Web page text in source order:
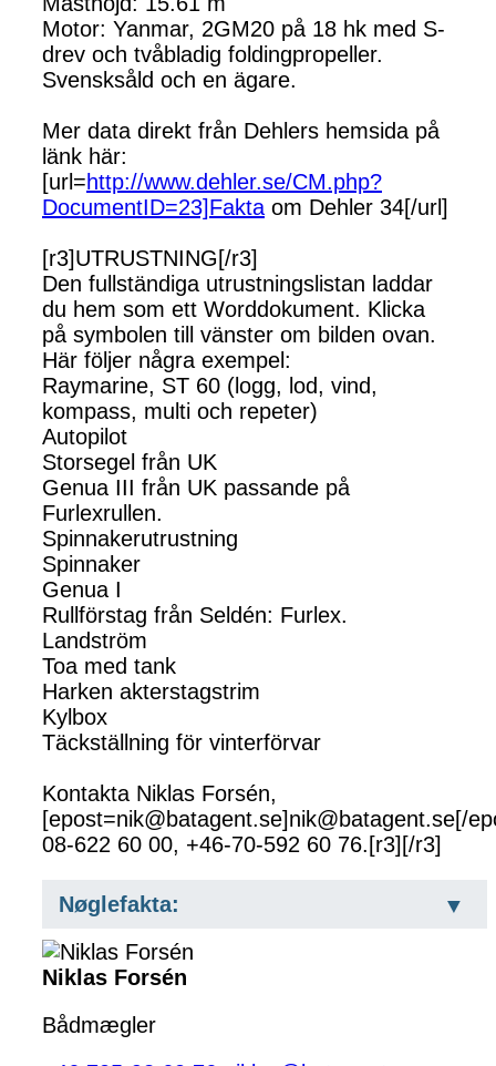
Motor: Yanmar, 2GM20 på 18 hk med S-
drev och tvåbladig foldingpropeller.
Svensksåld och en ägare.
Mer data direkt från Dehlers hemsida på
länk här:
[url=http://www.dehler.se/CM.php?
DocumentID=23]Fakta om Dehler 34[/url]
[r3]UTRUSTNING[/r3]
Den fullständiga utrustningslistan laddar
du hem som ett Worddokument. Klicka
på symbolen till vänster om bilden ovan.
Här följer några exempel:
Raymarine, ST 60 (logg, lod, vind,
kompass, multi och repeter)
Autopilot
Storsegel från UK
Genua III från UK passande på
Furlexrullen.
Spinnakerutrustning
Spinnaker
Genua I
Rullförstag från Seldén: Furlex.
Landström
Toa med tank
Harken akterstagstrim
Kylbox
Täckställning för vinterförvar
Kontakta Niklas Forsén,
[epost=nik@batagent.se]nik@batagent.se[/
08-622 60 00, +46-70-592 60 76.[r3][/r3]
Nøglefakta:
Niklas Forsén
Bådmægler